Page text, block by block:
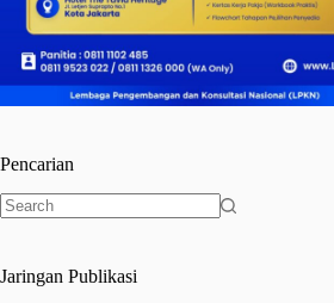
Pencarian
Jaringan Publikasi